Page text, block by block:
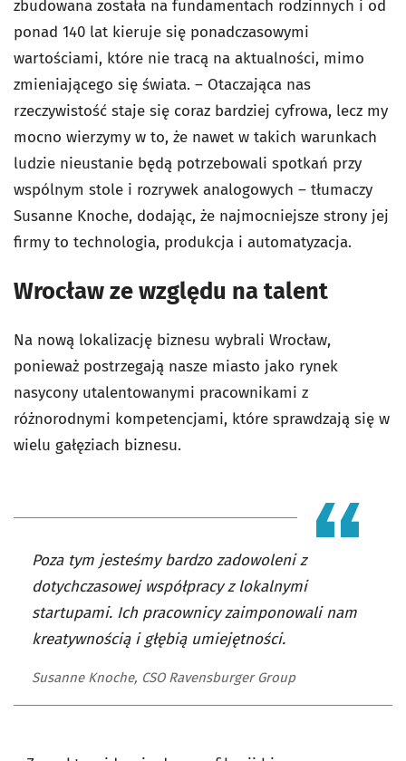
zbudowana została na fundamentach rodzinnych i od
ponad 140 lat kieruje się ponadczasowymi
wartościami, które nie tracą na aktualności, mimo
zmieniającego się świata. – Otaczająca nas
rzeczywistość staje się coraz bardziej cyfrowa, lecz my
mocno wierzymy w to, że nawet w takich warunkach
ludzie nieustanie będą potrzebowali spotkań przy
wspólnym stole i rozrywek analogowych – tłumaczy
Susanne Knoche, dodając, że najmocniejsze strony jej
firmy to technologia, produkcja i automatyzacja.
Wrocław ze względu na talent
Na nową lokalizację biznesu wybrali Wrocław,
ponieważ postrzegają nasze miasto jako rynek
nasycony utalentowanymi pracownikami z
różnorodnymi kompetencjami, które sprawdzają się w
wielu gałęziach biznesu.
Poza tym jesteśmy bardzo zadowoleni z
dotychczasowej współpracy z lokalnymi
startupami. Ich pracownicy zaimponowali nam
kreatywnością i głębią umiejętności.
Susanne Knoche, CSO Ravensburger Group